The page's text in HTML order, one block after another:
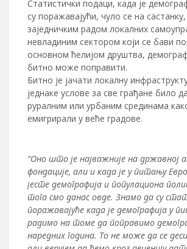
Статистички подаци, када је
су поражавајући, чуло се на
заједничким радом локалних
невладиним сектором који се бави
основном ћелијом друштва,
битно може поправити.
Битно је јачати локалну
једнаке услове за све грађане било
руралним или урбаним срединама
емигрирали у веће градове.
“Оно што је најважније на државној
фондације, али и када је у питању
јесте демографија и популациона
тога смо данас овде. Знамо да су
поражавајуће када је демографија у
радимо на томе да поправимо
наредних година. То не може да се